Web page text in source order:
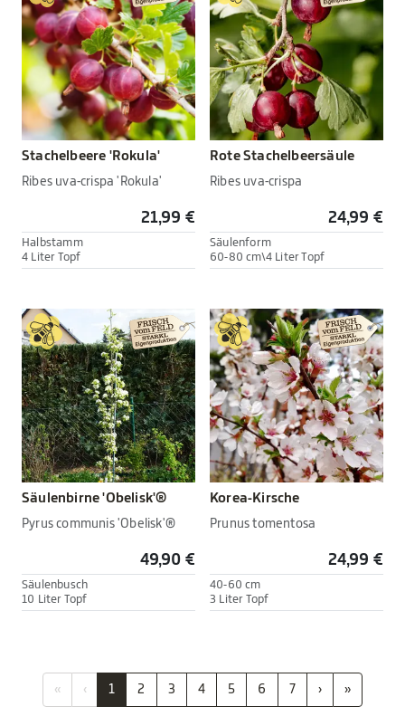
Stachelbeere 'Rokula'
Ribes uva-crispa 'Rokula'
21,99 €
Halbstamm
4 Liter Topf
Rote Stachelbeersäule
Ribes uva-crispa
24,99 €
Säulenform
60-80 cm\4 Liter Topf
Säulenbirne 'Obelisk'®
Pyrus communis 'Obelisk'®
49,90 €
Säulenbusch
10 Liter Topf
Korea-Kirsche
Prunus tomentosa
24,99 €
40-60 cm
3 Liter Topf
« ‹ 1 2 3 4 5 6 7 › »